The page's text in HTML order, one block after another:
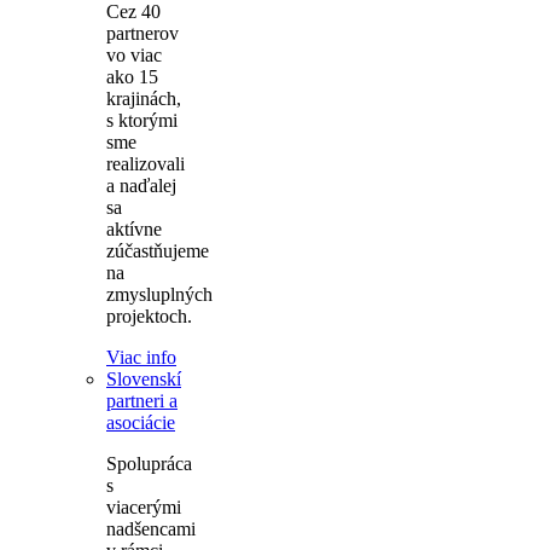
Cez 40
partnerov
vo viac
ako 15
krajinách,
s ktorými
sme
realizovali
a naďalej
sa
aktívne
zúčastňujeme
na
zmysluplných
projektoch.
Viac info
Slovenskí
partneri a
asociácie
Spolupráca
s
viacerými
nadšencami